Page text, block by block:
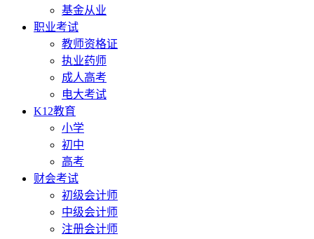
基金从业
职业考试
教师资格证
执业药师
成人高考
电大考试
K12教育
小学
初中
高考
财会考试
初级会计师
中级会计师
注册会计师